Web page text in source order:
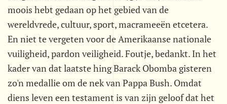
moois hebt gedaan op het gebied van de
wereldvrede, cultuur, sport, macrameeën etcetera.
En niet te vergeten voor de Amerikaanse nationale
vuiligheid, pardon veiligheid. Foutje, bedankt. In het
kader van dat laatste hing Barack Obomba gisteren
zo'n medallie om de nek van Pappa Bush. Omdat
diens leven een testament is van zijn geloof dat het